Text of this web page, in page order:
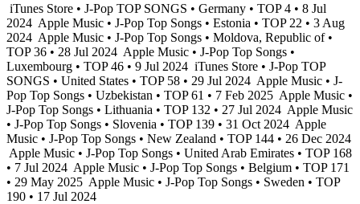
iTunes Store • J-Pop TOP SONGS • Germany • TOP 4 • 8 Jul
2024 Apple Music • J-Pop Top Songs • Estonia • TOP 22 • 3 Aug
2024 Apple Music • J-Pop Top Songs • Moldova, Republic of •
TOP 36 • 28 Jul 2024 Apple Music • J-Pop Top Songs •
Luxembourg • TOP 46 • 9 Jul 2024 iTunes Store • J-Pop TOP
SONGS • United States • TOP 58 • 29 Jul 2024 Apple Music • J-
Pop Top Songs • Uzbekistan • TOP 61 • 7 Feb 2025 Apple Music •
J-Pop Top Songs • Lithuania • TOP 132 • 27 Jul 2024 Apple Music
• J-Pop Top Songs • Slovenia • TOP 139 • 31 Oct 2024 Apple
Music • J-Pop Top Songs • New Zealand • TOP 144 • 26 Dec 2024
Apple Music • J-Pop Top Songs • United Arab Emirates • TOP 168
• 7 Jul 2024 Apple Music • J-Pop Top Songs • Belgium • TOP 171
• 29 May 2025 Apple Music • J-Pop Top Songs • Sweden • TOP
190 • 17 Jul 2024